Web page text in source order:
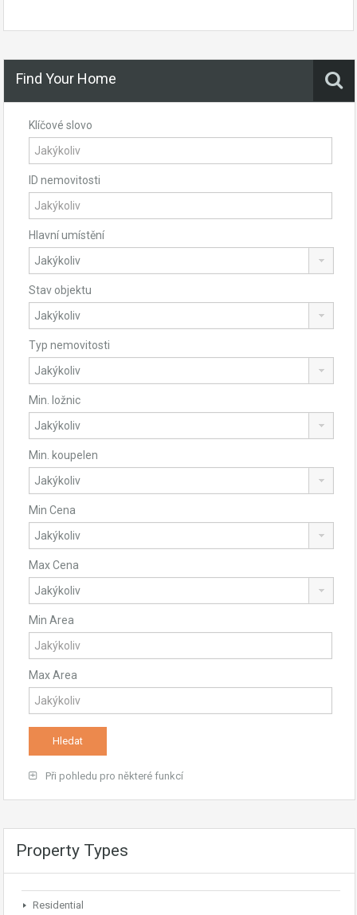
Find Your Home
Klíčové slovo
ID nemovitosti
Hlavní umístění
Stav objektu
Typ nemovitosti
Min. ložnic
Min. koupelen
Min Cena
Max Cena
Min Area
Max Area
Při pohledu pro některé funkcí
Property Types
Residential